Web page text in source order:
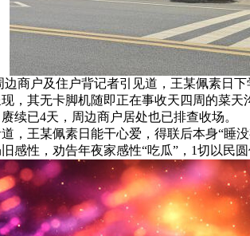
户及住户背记者引见道，王某佩素日下
，其无卡脚机随即正在事收天四周的
续已4天，周边商户居处也已排查收场
王某佩素日能干心爱，得联后本身“睡
旧感性，劝告年夜家感性“吃瓜”，1切以